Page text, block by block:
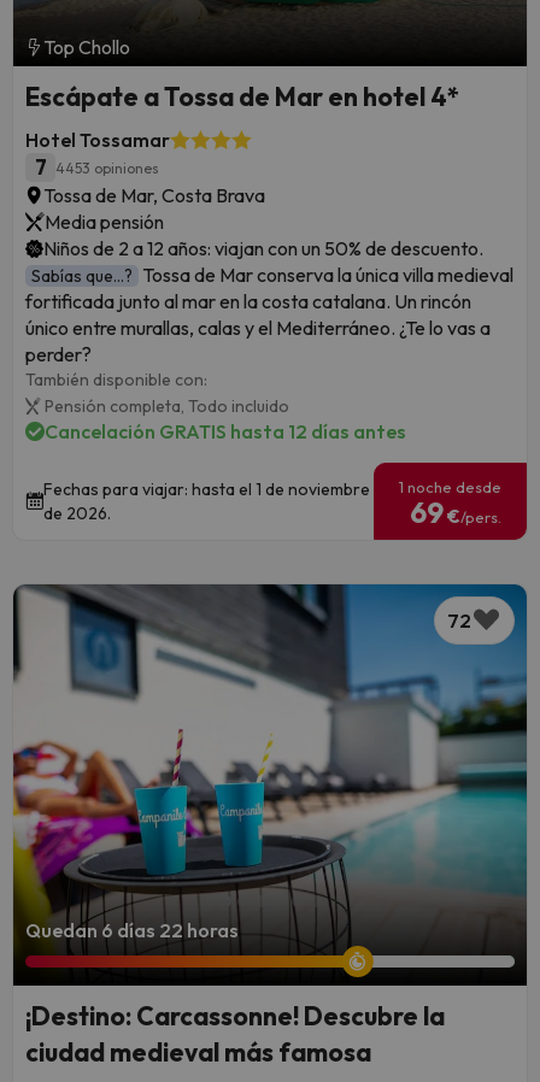
Top Chollo
Escápate a Tossa de Mar en hotel 4*
Hotel Tossamar
7 4453 opiniones
Tossa de Mar, Costa Brava
Media pensión
Niños de 2 a 12 años: viajan con un 50% de descuento.
Sabías que...? Tossa de Mar conserva la única villa medieval
fortificada junto al mar en la costa catalana. Un rincón
único entre murallas, calas y el Mediterráneo. ¿Te lo vas a
perder?
También disponible con:
Pensión completa, Todo incluido
Cancelación GRATIS hasta 12 días antes
Fechas para viajar: hasta el 1 de noviembre
de 2026.
1 noche desde
69€/pers.
72
Quedan 6 días 22 horas
¡Destino: Carcassonne! Descubre la
ciudad medieval más famosa